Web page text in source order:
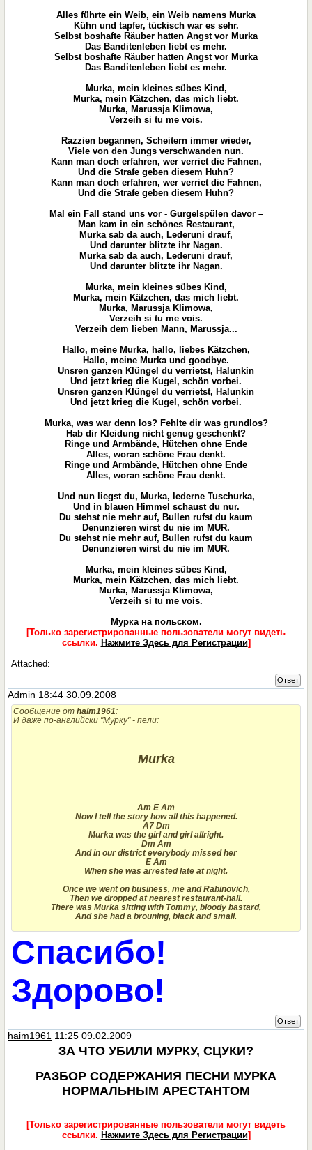
Alles führte ein Weib, ein Weib namens Murka
Kühn und tapfer, tückisch war es sehr.
Selbst boshafte Räuber hatten Angst vor Murka
Das Banditenleben liebt es mehr.
Selbst boshafte Räuber hatten Angst vor Murka
Das Banditenleben liebt es mehr.
Murka, mein kleines sübes Kind,
Murka, mein Kätzchen, das mich liebt.
Murka, Marussja Klimowa,
Verzeih si tu me vois.
Razzien begannen, Scheitern immer wieder,
Viele von den Jungs verschwanden nun.
Kann man doch erfahren, wer verriet die Fahnen,
Und die Strafe geben diesem Huhn?
Kann man doch erfahren, wer verriet die Fahnen,
Und die Strafe geben diesem Huhn?
Mal ein Fall stand uns vor - Gurgelspülen davor –
Man kam in ein schönes Restaurant,
Murka sab da auch, Lederuni drauf,
Und darunter blitzte ihr Nagan.
Murka sab da auch, Lederuni drauf,
Und darunter blitzte ihr Nagan.
Murka, mein kleines sübes Kind,
Murka, mein Kätzchen, das mich liebt.
Murka, Marussja Klimowa,
Verzeih si tu me vois.
Verzeih dem lieben Mann, Marussja...
Hallo, meine Murka, hallo, liebes Kätzchen,
Hallo, meine Murka und goodbye.
Unsren ganzen Klüngel du verrietst, Halunkin
Und jetzt krieg die Kugel, schön vorbei.
Unsren ganzen Klüngel du verrietst, Halunkin
Und jetzt krieg die Kugel, schön vorbei.
Murka, was war denn los? Fehlte dir was grundlos?
Hab dir Kleidung nicht genug geschenkt?
Ringe und Armbände, Hütchen ohne Ende
Alles, woran schöne Frau denkt.
Ringe und Armbände, Hütchen ohne Ende
Alles, woran schöne Frau denkt.
Und nun liegst du, Murka, lederne Tuschurka,
Und in blauen Himmel schaust du nur.
Du stehst nie mehr auf, Bullen rufst du kaum
Denunzieren wirst du nie im MUR.
Du stehst nie mehr auf, Bullen rufst du kaum
Denunzieren wirst du nie im MUR.
Murka, mein kleines sübes Kind,
Murka, mein Kätzchen, das mich liebt.
Murka, Marussja Klimowa,
Verzeih si tu me vois.
Мурка на польском.
[Только зарегистрированные пользователи могут видеть
ссылки. Нажмите Здесь для Регистрации]
Attached:
Ответ
Admin 18:44 30.09.2008
Сообщение отhaim1961:
И даже по-английски "Мурку" - пели:
Murka
Am E Am
Now I tell the story how all this happened.
A7 Dm
Murka was the girl and girl allright.
Dm Am
And in our district everybody missed her
E Am
When she was arrested late at night.
Once we went on business, me and Rabinovich,
Then we dropped at nearest restaurant-hall.
There was Murka sitting with Tommy, bloody bastard,
And she had a brouning, black and small.
Спасибо!
Здорово!
Ответ
haim1961 11:25 09.02.2009
ЗА ЧТО УБИЛИ МУРКУ, СЦУКИ?
РАЗБОР СОДЕРЖАНИЯ ПЕСНИ МУРКА
НОРМАЛЬНЫМ АРЕСТАНТОМ
[Только зарегистрированные пользователи могут видеть
ссылки. Нажмите Здесь для Регистрации]